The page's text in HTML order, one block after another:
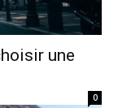
une
0